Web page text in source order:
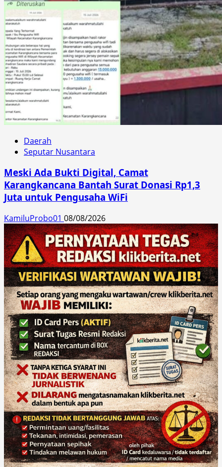
Daerah
Seputar Nusantara
Meski Ada Bukti Digital, Camat
Karangkancana Bantah Surat Donasi Rp1,3
Juta untuk Pengusaha WiFi
KamiluProbo01 08/08/2026